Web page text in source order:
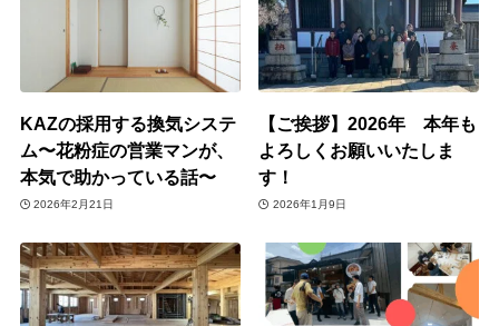
KAZの採用する換気システ
ム〜花粉症の営業マンが、
本気で助かっている話〜
2026年2月21日
【ご挨拶】2026年 本年も
よろしくお願いいたしま
す！
2026年1月9日